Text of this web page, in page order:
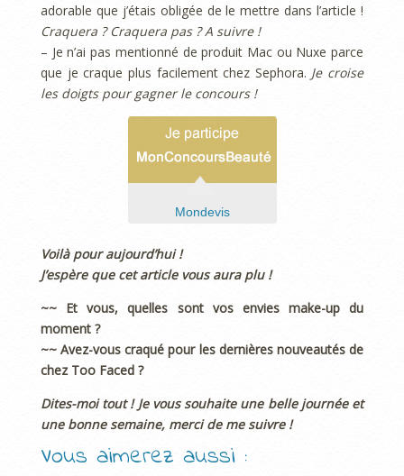
adorable que j’étais obligée de le mettre dans l’article !
Craquera ? Craquera pas ? A suivre !
– Je n’ai pas mentionné de produit Mac ou Nuxe parce
que je craque plus facilement chez Sephora. Je croise
les doigts pour gagner le concours !
Mondevis
Voilà pour aujourd’hui !
J’espère que cet article vous aura plu !
~~ Et vous, quelles sont vos envies make-up du
moment ?
~~ Avez-vous craqué pour les dernières nouveautés de
chez Too Faced ?
Dites-moi tout ! Je vous souhaite une belle journée et
une bonne semaine, merci de me suivre !
Vous aimerez aussi :